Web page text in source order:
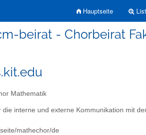
Hauptseite
beirat - Chorbeirat
Mathematik
die interne und externe Kommunikation mit
mathechor/de